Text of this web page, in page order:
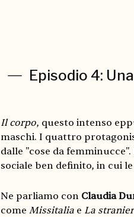
Episodio 4:
Il corpo, questo intenso
maschi. I quattro
dalle "cose da
sociale ben definito, in cui
Ne parliamo con Claudia
come Missitalia e La